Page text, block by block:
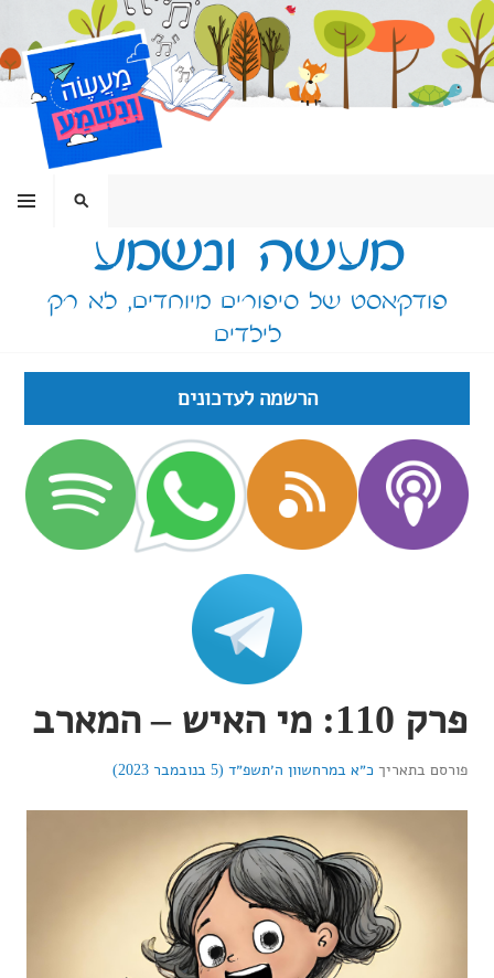
דילוג
לתוכן
מעשה ונשמע
פודקאסט של סיפורים מיוחדים, לא רק
לילדים
תפריט חיפוש
פרק 110: מי האיש – המארב
פורסם בתאריך כ״א במרחשוון ה׳תשפ״ד (5 בנובמבר 2023)
הרשמה לעדכונים